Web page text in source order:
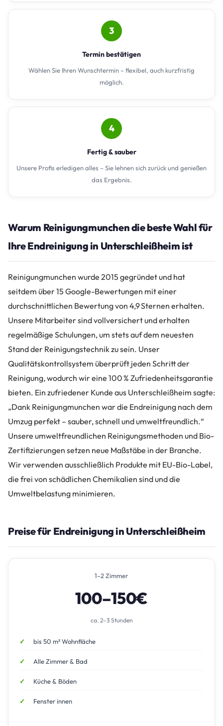
3
Termin bestätigen
Wählen Sie Ihren Wunschtermin – flexibel, auch kurzfristig
möglich.
4
Fertig & sauber
Unsere Profis erledigen alles – Sie lehnen sich zurück und genießen
das Ergebnis.
Warum Reinigungmunchen die beste Wahl für
Ihre Endreinigung in Unterschleißheim ist
Reinigungmunchen wurde 2015 gegründet und hat
seitdem über 15 Google-Bewertungen mit einer
durchschnittlichen Bewertung von 4,9 Sternen erhalten.
Unsere Mitarbeiter sind vollversichert und erhalten
regelmäßige Schulungen, um stets auf dem neuesten
Stand der Reinigungstechnik zu sein. Unser
Qualitätskontrollsystem überprüft jeden Schritt der
Reinigung, wodurch wir eine 100 % Zufriedenheitsgarantie
bieten. Ein zufriedener Kunde aus Unterschleißheim sagte:
„Dank Reinigungmunchen war die Endreinigung nach dem
Umzug perfekt – sauber, schnell und umweltfreundlich.“
Unsere umweltfreundlichen Reinigungsmethoden und Bio-
Zertifizierungen setzen neue Maßstäbe in der Branche.
Wir verwenden ausschließlich Produkte mit EU-Bio-Label,
die frei von schädlichen Chemikalien sind und die
Umweltbelastung minimieren.
Preise für Endreinigung in Unterschleißheim
1–2 Zimmer
100–150€
ca. 2–3 Stunden
bis 50 m² Wohnfläche
Alle Zimmer & Bad
Küche & Böden
Fenster innen